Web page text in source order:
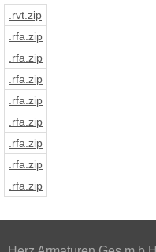
.rvt .zip
.rfa .zip
.rfa .zip
.rfa .zip
.rfa .zip
.rfa .zip
.rfa .zip
.rfa .zip
.rfa .zip